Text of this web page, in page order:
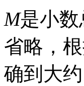
M是小数
省略，
确到大约